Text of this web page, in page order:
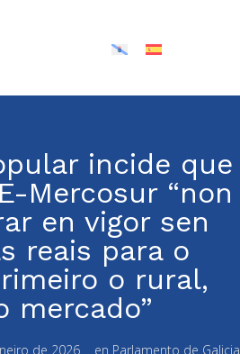
incide que
Mercosur “non
en vigor sen
reais para o
o rural,
mercado”
de 2026 en Parlamento de Galicia